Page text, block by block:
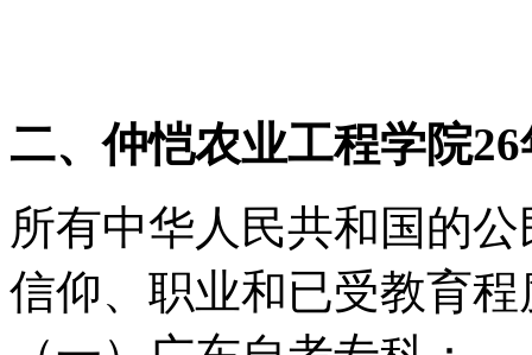
二、仲恺农业工程学院
所有中华人民共和国的
信仰、职业和已受教育